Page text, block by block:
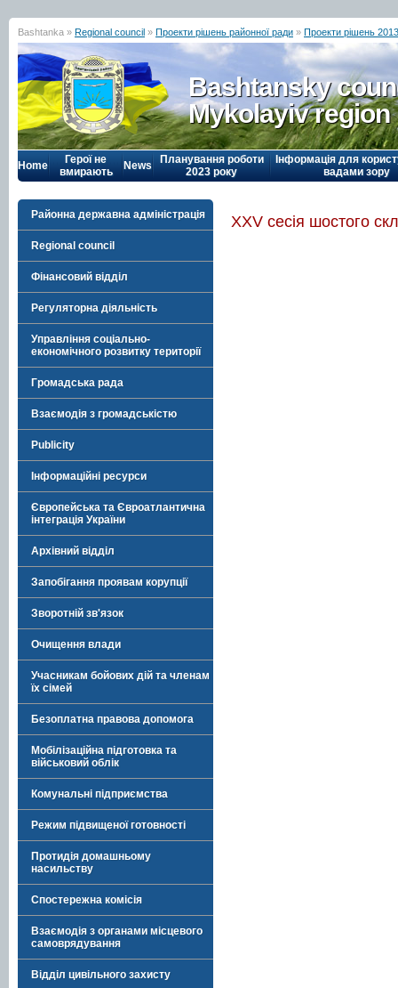
Bashtanka » Regional council » Проекти рішень районної ради » Проекти рішень
Bashtansky
Mykolayiv region
Home
Герої не
вмирають
News
Планування роботи
2023 року
Інформація для
вадами зору
Районна державна адміністрація
Regional council
Фінансовий відділ
Регуляторна діяльність
Управління соціально-
економічного розвитку території
Громадська рада
Взаємодія з громадськістю
Publicity
Інформаційні ресурси
Європейська та Євроатлантична
інтеграція України
Архівний відділ
Запобігання проявам корупції
Зворотній зв'язок
Очищення влади
Учасникам бойових дій та членам
їх сімей
Безоплатна правова допомога
Мобілізаційна підготовка та
військовий облік
Комунальні підприємства
Режим підвищеної готовності
Протидія домашньому
насильству
Спостережна комісія
Взаємодія з органами місцевого
самоврядування
Відділ цивільного захисту
ХХV сесія шостого